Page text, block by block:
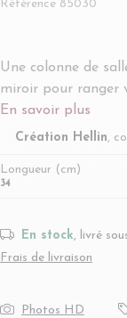
Référence 85030
Une colonne de
miroir pour ranger
En savoir plus
Création Hellin,
Longueur (cm)
34
En stock, livré
Frais de livraison
Photos HD